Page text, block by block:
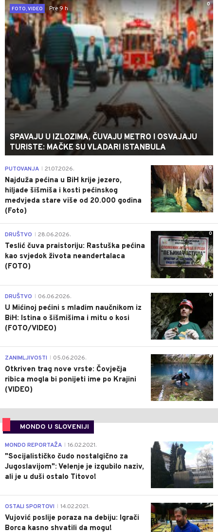
0
FOTO, VIDEO
Pre 9 h
SPAVAJU U IZLOZIMA, ČUVAJU METRO I OSVAJAJU
TURISTE: MAČKE SU VLADARI ISTANBULA
0
PUTOVANJA 21.07.2026.
Najduža pećina u BiH krije jezero,
hiljade šišmiša i kosti pećinskog
medvjeda stare više od 20.000 godina
(Foto)
0
DRUŠTVO 28.06.2026.
Teslić čuva praistoriju: Rastuška pećina
kao svjedok života neandertalaca
(FOTO)
0
DRUŠTVO 06.06.2026.
U Mićinoj pećini s mladim naučnikom iz
BiH: Istina o šišmišima i mitu o kosi
(FOTO/VIDEO)
0
ZANIMLJIVOSTI 05.06.2026.
Otkriven trag nove vrste: Čovječja
ribica mogla bi ponijeti ime po Krajini
(VIDEO)
MONDO U SLOVENIJI
4
MONDO REPORTAŽA 16.02.2021.
"Socijalističko čudo nostalgično za
Jugoslavijom": Velenje je izgubilo naziv,
ali je u duši ostalo Titovo!
1
OSTALI SPORTOVI 14.02.2021.
Vujović poslije poraza na debiju: Igrači
Borca kasno shvatili da mogu!